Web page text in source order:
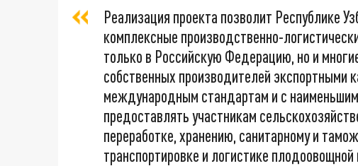
Реализация проекта позволит Республике
комплексные производственно-
только в Российскую Федерацию, но и
собственных производителей экспортными
международным стандартам и с
предоставлять участникам
переработке, хранению, санитарному и
транспортировке и логистике